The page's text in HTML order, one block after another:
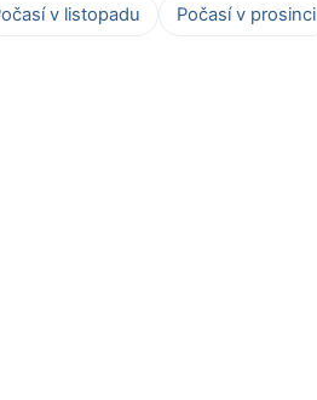
v listopadu Počasí v prosinci